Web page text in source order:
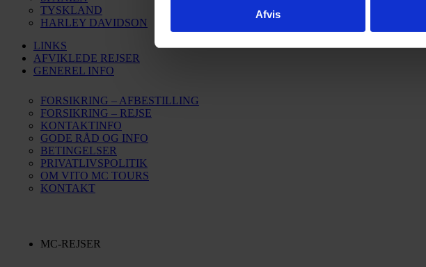
Afvis
TYSKLAND
HARLEY DAVIDSON
LINKS
AFVIKLEDE REJSER
GENEREL INFO
FORSIKRING – AFBESTILLING
FORSIKRING – REJSE
KONTAKTINFO
GODE RÅD OG INFO
BETINGELSER
PRIVATLIVSPOLITIK
OM VITO MC TOURS
KONTAKT
MC-REJSER